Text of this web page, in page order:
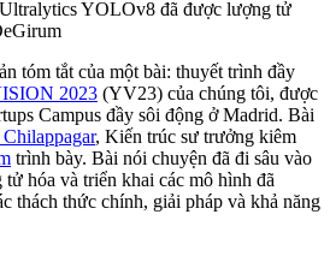
tóm tắt của một bài: thuyết trình đầy
2023 (YV23) của chúng tôi, được
Campus đầy sôi động ở Madrid. Bài
Chilappagar, Kiến trúc sư trưởng kiêm
trình bày. Bài nói chuyện đã đi sâu vào
hóa và triển khai các mô hình đã
thách thức chính, giải pháp và khả năng